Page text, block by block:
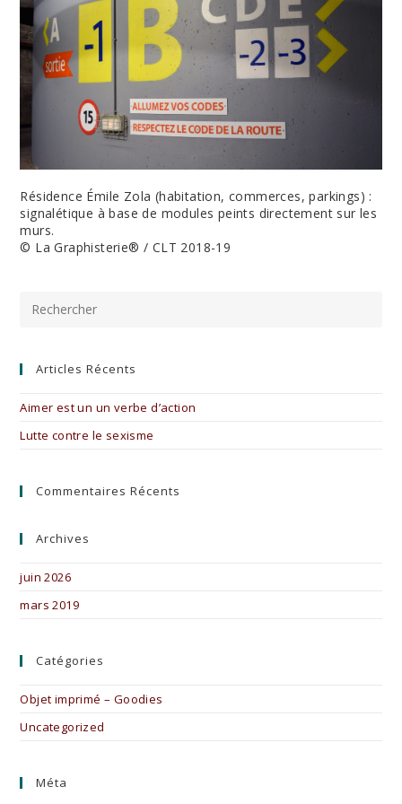
Résidence Émile Zola (habitation, commerces, parkings) :
signalétique à base de modules peints directement sur les
murs.
© La Graphisterie® / CLT 2018-19
Articles Récents
Aimer est un un verbe d’action
Lutte contre le sexisme
Commentaires Récents
Archives
juin 2026
mars 2019
Catégories
Objet imprimé – Goodies
Uncategorized
Méta